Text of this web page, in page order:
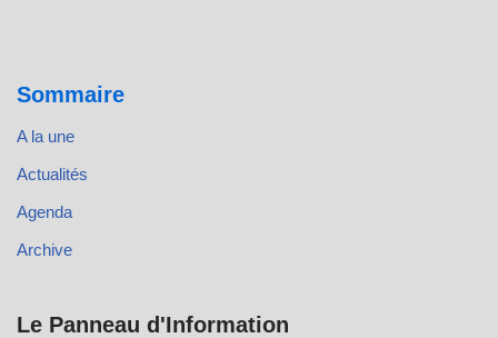
Sommaire
A la une
Actualités
Agenda
Archive
Le Panneau d'Information